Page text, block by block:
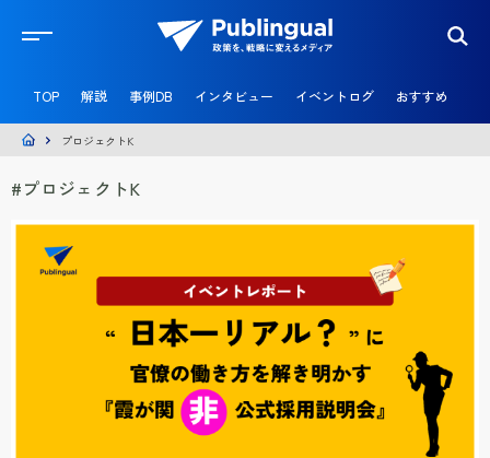
官
共
創
P
l
a
l
TOP 解説 事例DB インタビュー イベントログ おすすめ
プロジェクトK
#プロジェクトK